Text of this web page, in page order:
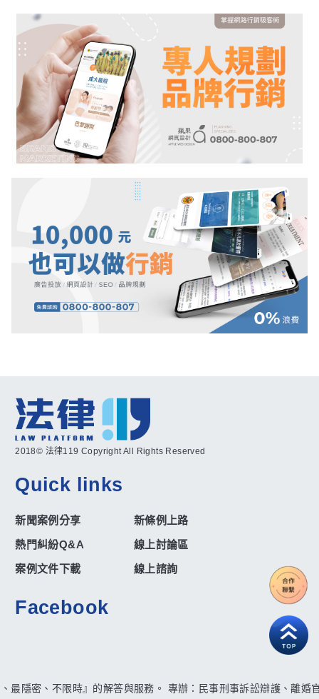
2018© 法律119 Copyright All Rights Reserved
Quick links
新聞案例分享
新條例上路
熱門糾紛Q&A
線上討論區
案例文件下載
線上諮詢
Facebook
最隱密、不限時』的解答與服務。 專辦：民事刑事訴訟辯護、離